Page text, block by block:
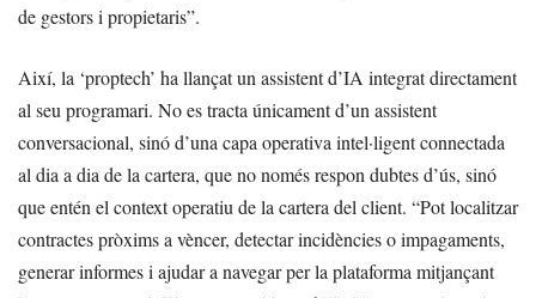
de gestors i propietaris”.
Així, la ‘proptech’ ha llançat un assistent d’IA integrat directament
al seu programari. No es tracta únicament d’un assistent
conversacional, sinó d’una capa operativa intel·ligent connectada
al dia a dia de la cartera, que no només respon dubtes d’ús, sinó
que entén el context operatiu de la cartera del client. “Pot localitzar
contractes pròxims a vèncer, detectar incidències o impagaments,
generar informes i ajudar a navegar per la plataforma mitjançant